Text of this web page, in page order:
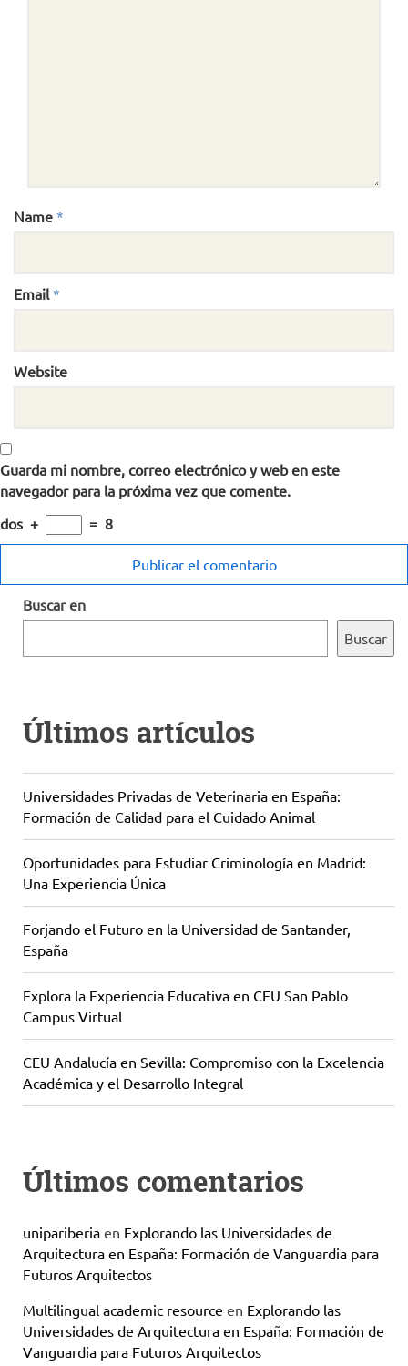
Name *
Email *
Website
Guarda mi nombre, correo electrónico y web en este
navegador para la próxima vez que comente.
dos + = 8
Buscar en
Buscar
Últimos artículos
Universidades Privadas de Veterinaria en España:
Formación de Calidad para el Cuidado Animal
Oportunidades para Estudiar Criminología en Madrid:
Una Experiencia Única
Forjando el Futuro en la Universidad de Santander,
España
Explora la Experiencia Educativa en CEU San Pablo
Campus Virtual
CEU Andalucía en Sevilla: Compromiso con la Excelencia
Académica y el Desarrollo Integral
Últimos comentarios
unipariberia en Explorando las Universidades de
Arquitectura en España: Formación de Vanguardia para
Futuros Arquitectos
Multilingual academic resource en Explorando las
Universidades de Arquitectura en España: Formación de
Vanguardia para Futuros Arquitectos